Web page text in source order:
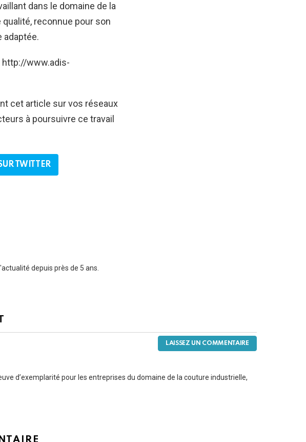
dans le domaine de la
reconnue pour son
adaptée.
http://www.adis-
cet article sur vos réseaux
à poursuivre ce travail
TWITTER
depuis près de 5 ans.
LAISSEZ UN COMMENTAIRE
d’exemplarité pour les entreprises du domaine de la couture industrielle,